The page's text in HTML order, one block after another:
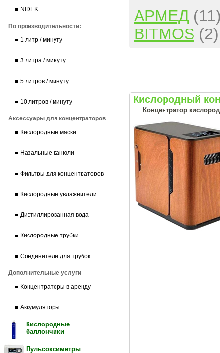
NIDEK
По производительности:
1 литр / минуту
3 литра / минуту
5 литров / минуту
10 литров / минуту
Аксессуары для концентраторов
Кислородные маски
Назальные канюли
Фильтры для концентраторов
Кислородные увлажнители
Дистиллированная вода
Кислородные трубки
Соединители для трубок
Дополнительные услуги
Концентраторы в аренду
Аккумуляторы
Кислородные
баллончики
Пульсоксиметры
АРМЕД
BITMOS (2)
Кислородный
Концентратор